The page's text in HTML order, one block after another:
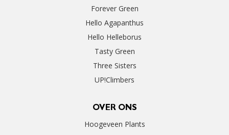
Forever Green
Hello Agapanthus
Hello Helleborus
Tasty Green
Three Sisters
UP!Climbers
OVER ONS
Hoogeveen Plants